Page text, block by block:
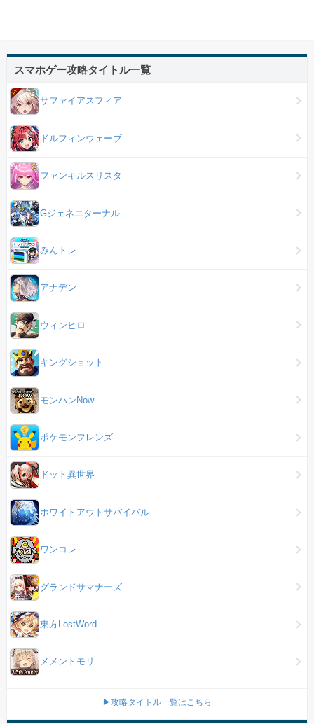
スマホゲー攻略タイトル一覧
サファイアスフィア
ドルフィンウェーブ
ファンキルスリスタ
Gジェネエターナル
みんトレ
アナデン
ウィンヒロ
キングショット
モンハンNow
ポケモンフレンズ
ドット異世界
ホワイトアウトサバイバル
ワンコレ
グランドサマナーズ
東方LostWord
メメントモリ
▶攻略タイトル一覧はこちら